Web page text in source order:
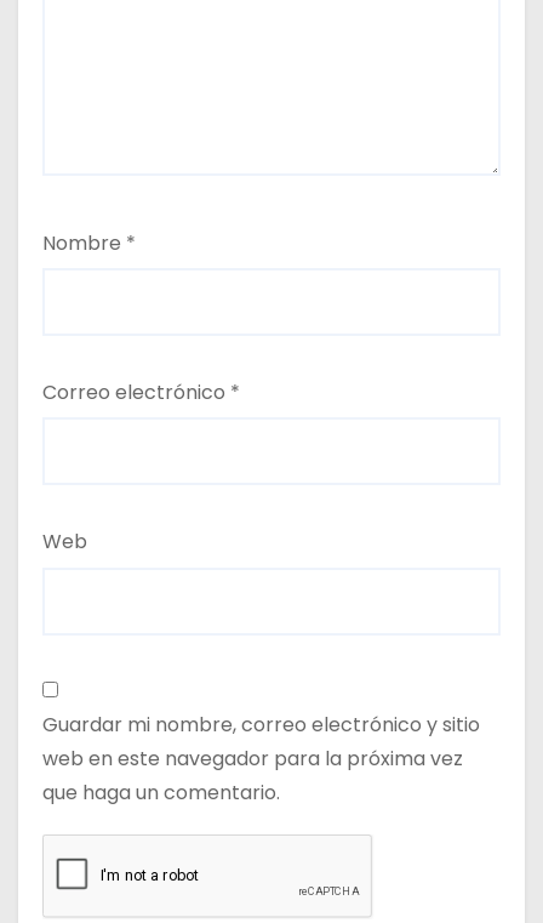
Nombre *
Correo electrónico *
Web
Guardar mi nombre, correo electrónico y sitio
web en este navegador para la próxima vez
que haga un comentario.